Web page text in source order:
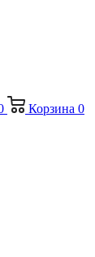
Корзина 0